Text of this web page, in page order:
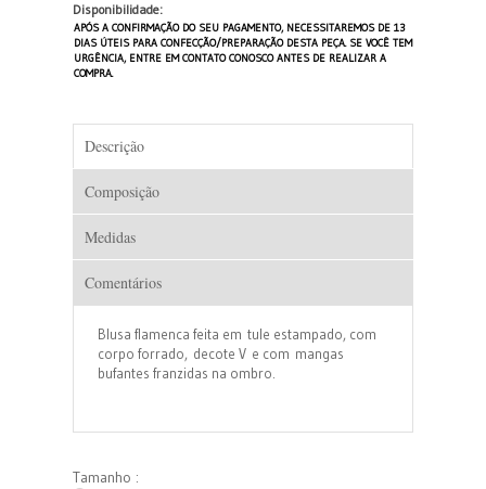
Disponibilidade:
APÓS A CONFIRMAÇÃO DO SEU PAGAMENTO, NECESSITAREMOS DE 13
DIAS ÚTEIS PARA CONFECÇÃO/PREPARAÇÃO DESTA PEÇA. SE VOCÊ TEM
URGÊNCIA, ENTRE EM CONTATO CONOSCO ANTES DE REALIZAR A
COMPRA.
Descrição
Composição
Medidas
Comentários
Blusa flamenca feita em tule estampado, com
corpo forrado, decote V e com mangas
bufantes franzidas na ombro.
Tamanho :